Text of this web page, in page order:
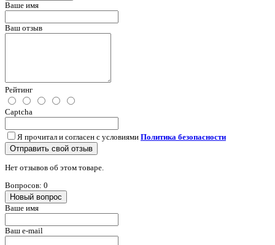
Ваше имя
Ваш отзыв
Рейтинг
Captcha
Я прочитал и согласен с условиями Политика безопасности
Отправить свой отзыв
Нет отзывов об этом товаре.
Вопросов: 0
Новый вопрос
Ваше имя
Ваш e-mail